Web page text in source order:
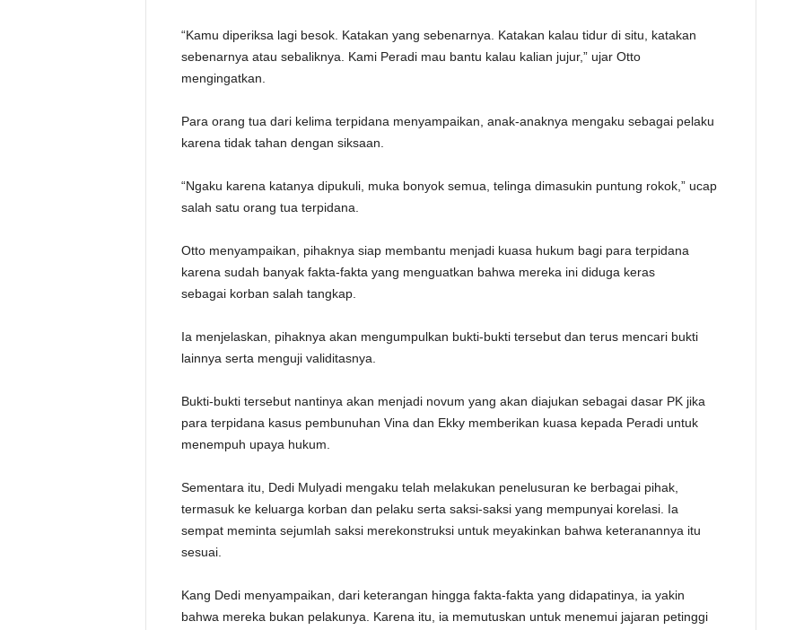
“Kamu diperiksa lagi besok. Katakan yang sebenarnya. Katakan kalau tidur di situ, katakan
sebenarnya atau sebaliknya. Kami Peradi mau bantu kalau kalian jujur,” ujar Otto
mengingatkan.
Para orang tua dari kelima terpidana menyampaikan, anak-anaknya mengaku sebagai pelaku
karena tidak tahan dengan siksaan.
“Ngaku karena katanya dipukuli, muka bonyok semua, telinga dimasukin puntung rokok,” ucap
salah satu orang tua terpidana.
Otto menyampaikan, pihaknya siap membantu menjadi kuasa hukum bagi para terpidana
karena sudah banyak fakta-fakta yang menguatkan bahwa mereka ini diduga keras
sebagai korban salah tangkap.
Ia menjelaskan, pihaknya akan mengumpulkan bukti-bukti tersebut dan terus mencari bukti
lainnya serta menguji validitasnya.
Bukti-bukti tersebut nantinya akan menjadi novum yang akan diajukan sebagai dasar PK jika
para terpidana kasus pembunuhan Vina dan Ekky memberikan kuasa kepada Peradi untuk
menempuh upaya hukum.
Sementara itu, Dedi Mulyadi mengaku telah melakukan penelusuran ke berbagai pihak,
termasuk ke keluarga korban dan pelaku serta saksi-saksi yang mempunyai korelasi. Ia
sempat meminta sejumlah saksi merekonstruksi untuk meyakinkan bahwa keteranannya itu
sesuai.
Kang Dedi menyampaikan, dari keterangan hingga fakta-fakta yang didapatinya, ia yakin
bahwa mereka bukan pelakunya. Karena itu, ia memutuskan untuk menemui jajaran petinggi